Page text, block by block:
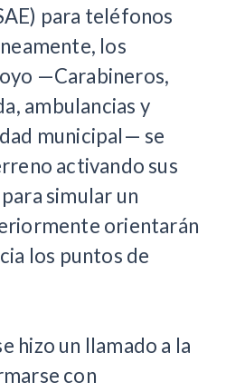
para teléfonos
los
—Carabineros,
ambulancias y
municipal— se
activando sus
simular un
orientarán
los puntos de
hizo un llamado a la
con